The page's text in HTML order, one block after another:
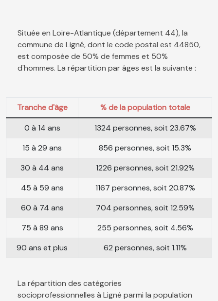
Située en Loire-Atlantique (département 44), la
commune de Ligné, dont le code postal est 44850,
est composée de 50% de femmes et 50%
d'hommes. La répartition par âges est la suivante :
Tranche d'âge
% de la population totale
0 à 14 ans
1324 personnes, soit 23.67%
15 à 29 ans
856 personnes, soit 15.3%
30 à 44 ans
1226 personnes, soit 21.92%
45 à 59 ans
1167 personnes, soit 20.87%
60 à 74 ans
704 personnes, soit 12.59%
75 à 89 ans
255 personnes, soit 4.56%
90 ans et plus
62 personnes, soit 1.11%
La répartition des catégories
socioprofessionnelles à Ligné parmi la population